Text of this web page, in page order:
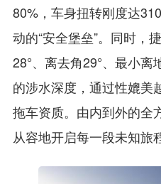
80%，车身扭转刚度达
动的“安全堡垒”。同时，
28°、离去角29°、最小
的涉水深度，通过性媲美
拖车资质。由内到外的全
从容地开启每一段未知旅